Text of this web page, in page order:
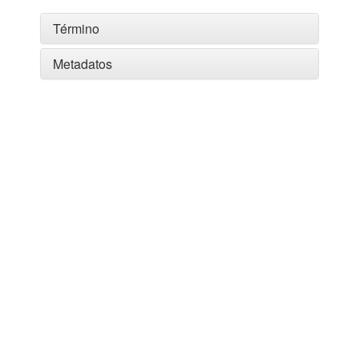
Término
Metadatos